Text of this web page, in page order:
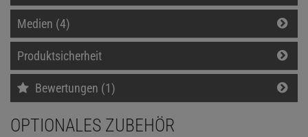
Medien (4)
Produktsicherheit
Bewertungen (1)
OPTIONALES ZUBEHÖR